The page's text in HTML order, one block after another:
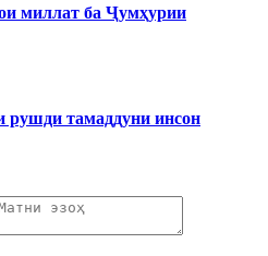
миллат ба Ҷумҳурии
рушди тамаддуни инсон